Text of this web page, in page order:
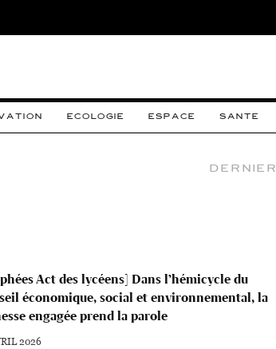
ECOLOGIE ESPACE SANTE
Dernier
Act des lycéens] Dans l’hémicycle du
économique, social et environnemental, la
engagée prend la parole
2026